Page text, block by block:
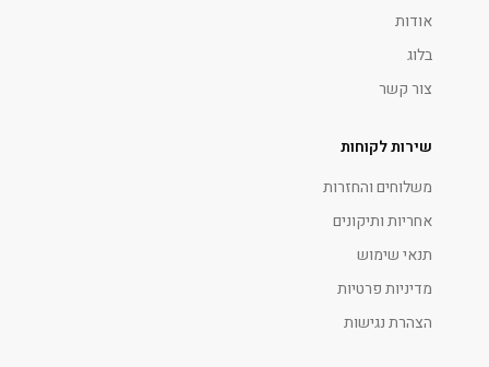
אודות
בלוג
צור קשר
שירות לקוחות
משלוחים והחזרות
אחריות ותיקונים
תנאי שימוש
מדיניות פרטיות
הצהרת נגישות